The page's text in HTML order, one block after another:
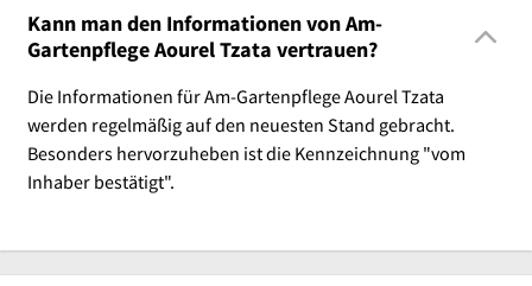
Kann man den Informationen von Am-
Gartenpflege Aourel Tzata vertrauen?
Die Informationen für Am-Gartenpflege Aourel Tzata
werden regelmäßig auf den neuesten Stand gebracht.
Besonders hervorzuheben ist die Kennzeichnung "vom
Inhaber bestätigt".